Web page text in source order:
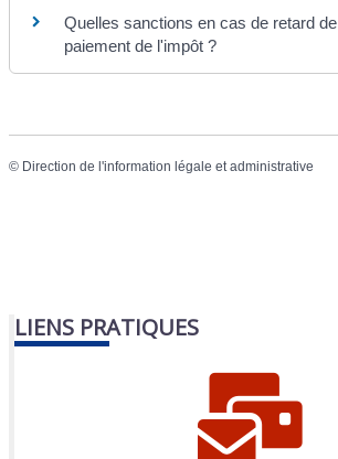
Quelles sanctions en cas de retard de
paiement de l'impôt ?
© Direction de l'information légale et administrative
LIENS PRATIQUES